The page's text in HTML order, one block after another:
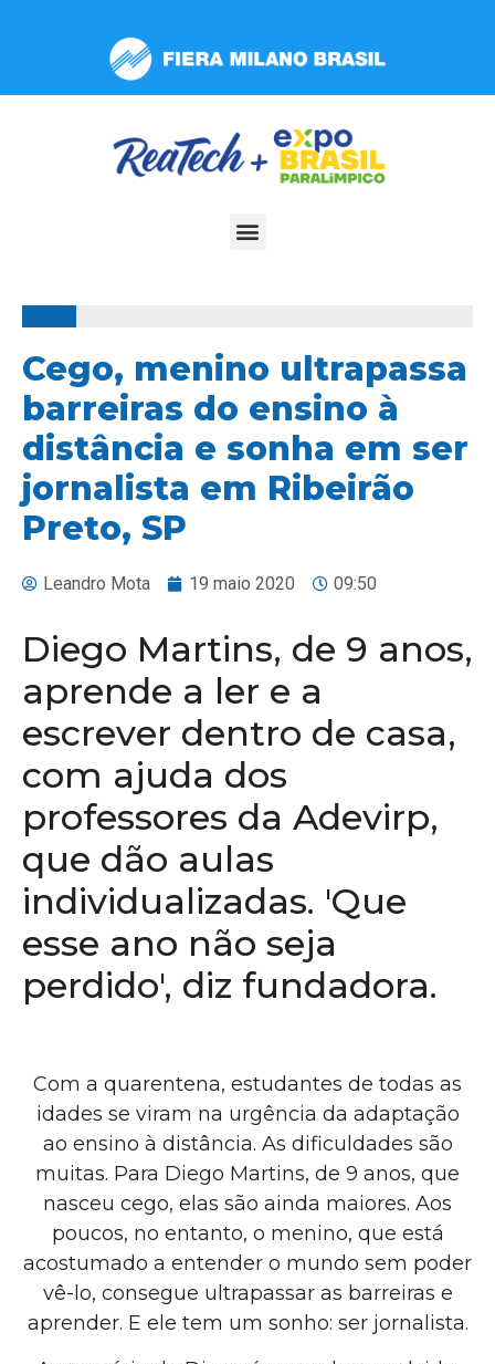
inclui
Cego, menino ultrapassa
barreiras do ensino à
distância e sonha em ser
jornalista em Ribeirão
Preto, SP
Leandro Mota 19 maio 2020 09:50
Diego Martins, de 9 anos,
aprende a ler e a
escrever dentro de casa,
com ajuda dos
professores da Adevirp,
que dão aulas
individualizadas. 'Que
esse ano não seja
perdido', diz fundadora.
Com a quarentena, estudantes de todas as
idades se viram na urgência da adaptação
ao ensino à distância. As dificuldades são
muitas. Para Diego Martins, de 9 anos, que
nasceu cego, elas são ainda maiores. Aos
poucos, no entanto, o menino, que está
acostumado a entender o mundo sem poder
vê-lo, consegue ultrapassar as barreiras e
aprender. E ele tem um sonho: ser jornalista.